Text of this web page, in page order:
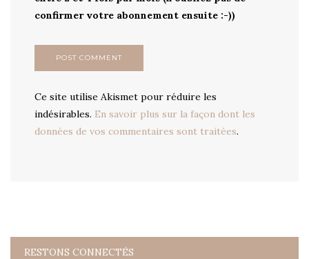
confirmer votre abonnement ensuite :-))
Ce site utilise Akismet pour réduire les
indésirables. En savoir plus sur la façon dont les
données de vos commentaires sont traitées.
RESTONS CONNECTÉS